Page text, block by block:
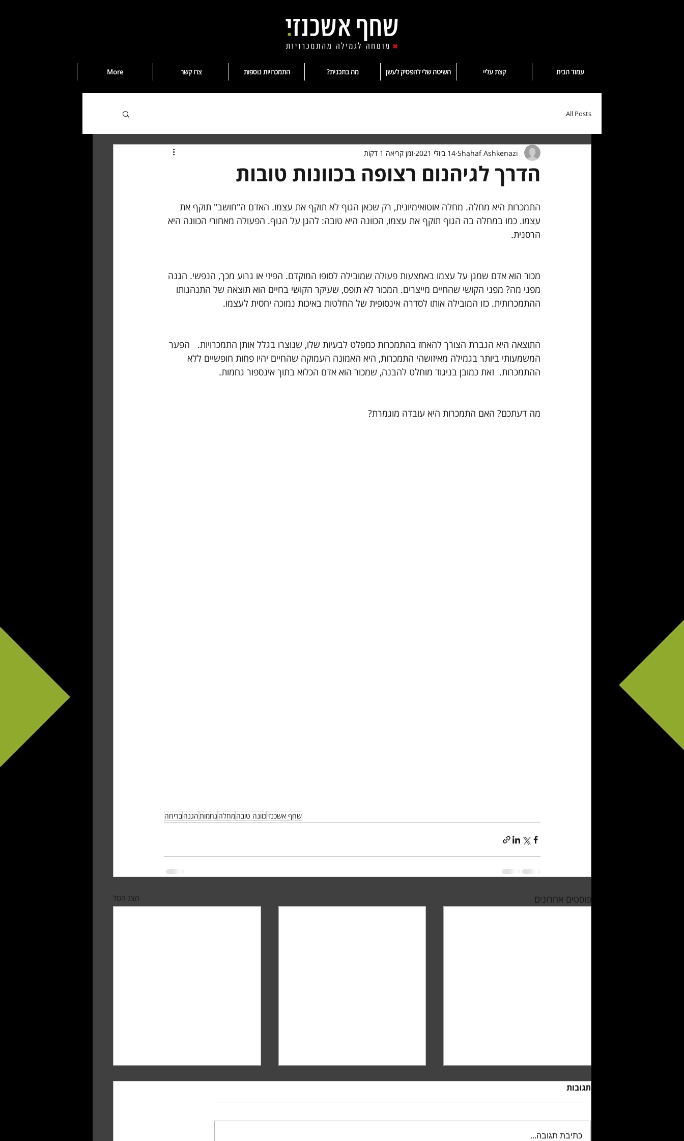
עמוד הבית קצת עליי השיטה שלי להפסיק לעשן מה בתכנית? התמכרויות נוספות צרו קשר More
All Posts
הדרך לגיהנום רצופה בכוונות טובות
Shahaf Ashkenazi 14 ביולי 2021 זמן קריאה 1 דקות
התמכרות היא מחלה. מחלה אוטואימיונית, רק שכאן הגוף לא תוקף את עצמו. האדם ה"חושב" תוקף את
עצמו. כמו במחלה בה הגוף תוקף את עצמו, הכוונה היא טובה: להגן על הגוף. הפעולה מאחורי הכוונה היא
הרסנית.
מכור הוא אדם שמגן על עצמו באמצעות פעולה שמובילה לסופו המוקדם. הפיזי או גרוע מכך, הנפשי. הגנה
מפני מה? מפני הקושי שהחיים מייצרים. המכור לא תופס, שעיקר הקושי בחיים הוא תוצאה של התנהגותו
ההתמכרותית. כזו המובילה אותו לסדרה אינסופית של החלטות באיכות נמוכה יחסית לעצמו.
התוצאה היא הגברת הצורך להאחז בהתמכרות כמפלט לבעיות שלו, שנוצרו בגלל אותן התמכרויות.   הפער
המשמעותי ביותר בגמילה מאיזושהי התמכרות, היא האמונה העמוקה שהחיים יהיו פחות חופשיים ללא
ההתמכרות.  זאת כמובן בניגוד מוחלט להבנה, שמכור הוא אדם הכלוא בתוך אינספור גחמות.
מה דעתכם? האם התמכרות היא עובדה מוגמרת?
שחף אשכנזיכוונה טובהמחלה גחמותהגנהבריחה
פוסטים אחרונים הצג הכול
תגובות
כתיבת תגובה...